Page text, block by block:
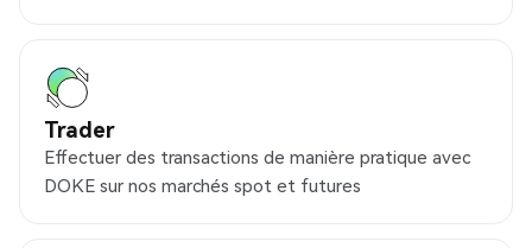
Trader
Effectuer des transactions de manière pratique avec
DOKE sur nos marchés spot et futures